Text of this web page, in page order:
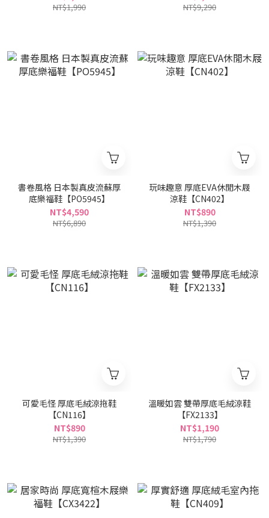
NT$1,990 NT$9,290
書卷風格 日本製真皮流蘇厚
底樂福鞋【PO5945】
NT$4,590
NT$6,890
玩味趣意 厚底EVA休閒木屐
涼鞋【CN402】
NT$890
NT$1,390
可愛毛怪 厚底毛絨涼拖鞋
【CN116】
NT$890
NT$1,390
溫暖如雲 雙帶厚底毛絨涼鞋
【FX2133】
NT$1,190
NT$1,790